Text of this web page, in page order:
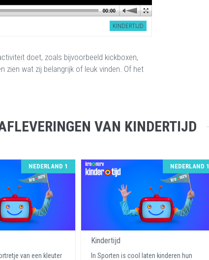
KINDERTIJD
doet, zoals bijvoorbeeld kickboxen,
wat zij belangrijk of leuk vinden. Of het
VAN KINDERTIJD
NEDERLAND 1
van een kleuter
NEDERLAND 1
Kindertijd
In Sporten is cool laten kinderen hun